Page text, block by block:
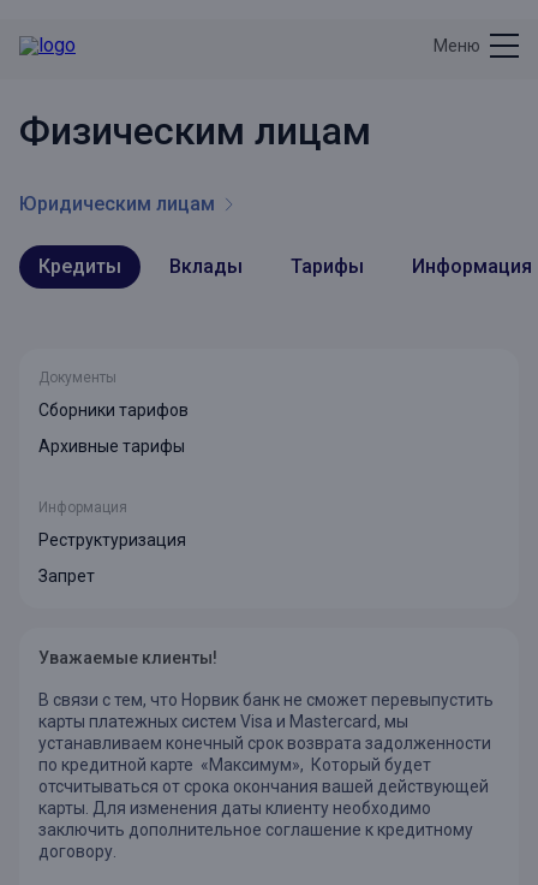
Меню
Физическим лицам
Кредиты Вклады Тарифы Информация
Юридическим лицам
Документы
Сборники тарифов
Архивные тарифы
Информация
Реструктуризация
Запрет
Уважаемые клиенты!
В связи с тем, что Норвик банк не сможет перевыпустить
карты платежных систем Visa и Mastercard, мы
устанавливаем конечный срок возврата задолженности
по кредитной карте «Максимум», Который будет
отсчитываться от срока окончания вашей действующей
карты. Для изменения даты клиенту необходимо
заключить дополнительное соглашение к кредитному
договору.